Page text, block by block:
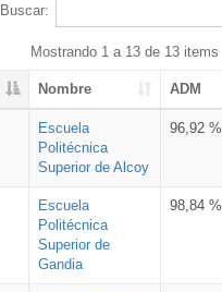
Buscar:
Mostrando 1 a 13 de 13 items
Nombre ADM
Escuela
Politécnica
Superior de Alcoy
96,92 %
Escuela
Politécnica
Superior de
Gandia
98,84 %